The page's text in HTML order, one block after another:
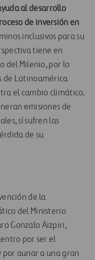
al desarrollo
de inversión en
inclusivos para su
tiene en
del Milenio, por lo
de Latinoamérica
el cambio climático.
emisiones de
sí sufren las
de su
de la
del Ministerio
Gonzalo Aizpiri,
por ser el
por aunar a una gran